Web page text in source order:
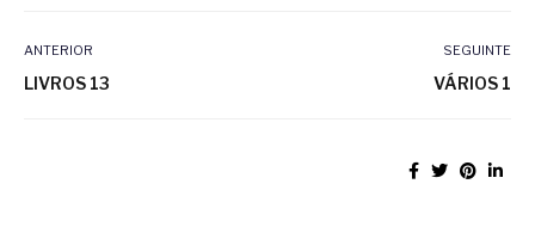
ANTERIOR
LIVROS 13
SEGUINTE
VÁRIOS 1